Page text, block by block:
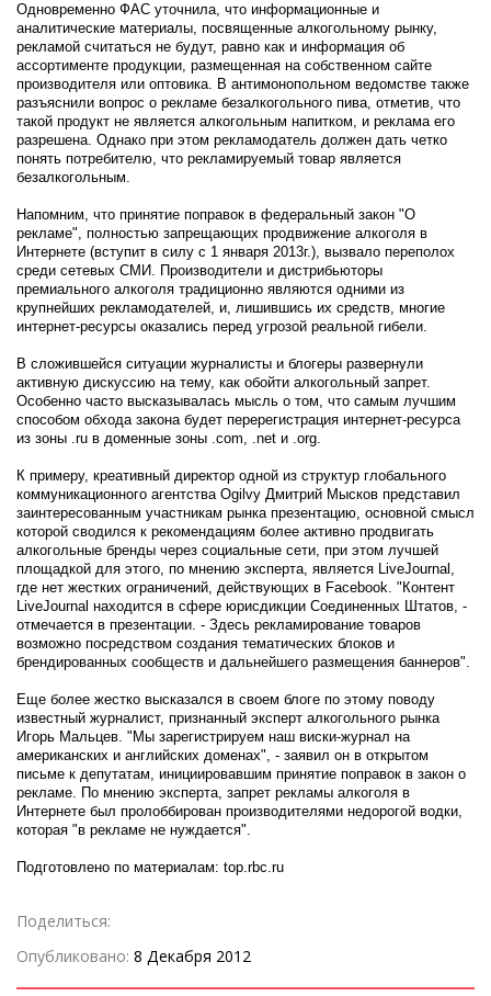
Одновременно ФАС уточнила, что информационные и
аналитические материалы, посвященные алкогольному рынку,
рекламой считаться не будут, равно как и информация об
ассортименте продукции, размещенная на собственном сайте
производителя или оптовика. В антимонопольном ведомстве также
разъяснили вопрос о рекламе безалкогольного пива, отметив, что
такой продукт не является алкогольным напитком, и реклама его
разрешена. Однако при этом рекламодатель должен дать четко
понять потребителю, что рекламируемый товар является
безалкогольным.
Напомним, что принятие поправок в федеральный закон "О
рекламе", полностью запрещающих продвижение алкоголя в
Интернете (вступит в силу с 1 января 2013г.), вызвало переполох
среди сетевых СМИ. Производители и дистрибьюторы
премиального алкоголя традиционно являются одними из
крупнейших рекламодателей, и, лишившись их средств, многие
интернет-ресурсы оказались перед угрозой реальной гибели.
В сложившейся ситуации журналисты и блогеры развернули
активную дискуссию на тему, как обойти алкогольный запрет.
Особенно часто высказывалась мысль о том, что самым лучшим
способом обхода закона будет перерегистрация интернет-ресурса
из зоны .ru в доменные зоны .com, .net и .org.
К примеру, креативный директор одной из структур глобального
коммуникационного агентства Ogilvy Дмитрий Мысков представил
заинтересованным участникам рынка презентацию, основной смысл
которой сводился к рекомендациям более активно продвигать
алкогольные бренды через социальные сети, при этом лучшей
площадкой для этого, по мнению эксперта, является LiveJournal,
где нет жестких ограничений, действующих в Facebook. "Контент
LiveJournal находится в сфере юрисдикции Соединенных Штатов, -
отмечается в презентации. - Здесь рекламирование товаров
возможно посредством создания тематических блоков и
брендированных сообществ и дальнейшего размещения баннеров".
Еще более жестко высказался в своем блоге по этому поводу
известный журналист, признанный эксперт алкогольного рынка
Игорь Мальцев. "Мы зарегистрируем наш виски-журнал на
американских и английских доменах", - заявил он в открытом
письме к депутатам, инициировавшим принятие поправок в закон о
рекламе. По мнению эксперта, запрет рекламы алкоголя в
Интернете был пролоббирован производителями недорогой водки,
которая "в рекламе не нуждается".
Подготовлено по материалам: top.rbc.ru
Поделиться:
Опубликовано: 8 Декабря 2012